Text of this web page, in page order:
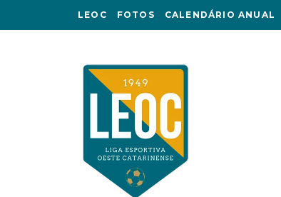
LEOC FOTOS CALENDÁRIO ANUAL